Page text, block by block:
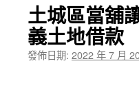
容土城區當舖
義土地借款
發佈日期: 2022 年 7 月